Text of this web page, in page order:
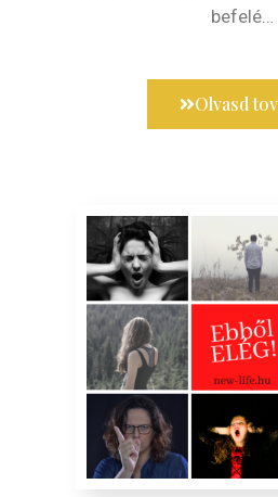
befelé…
Olvasd